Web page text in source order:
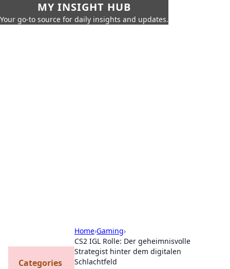
MY INSIGHT HUB
Your go-to source for daily insights and updates.
Home›Gaming›
CS2 IGL Rolle: Der geheimnisvolle
Strategist hinter dem digitalen
Schlachtfeld
Categories